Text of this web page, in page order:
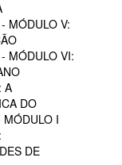
MÓDULO V:
MÓDULO VI:
A
DO
MÓDULO I
DE